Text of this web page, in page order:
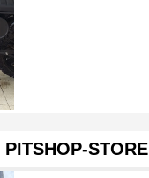
PITSHOP-STORE